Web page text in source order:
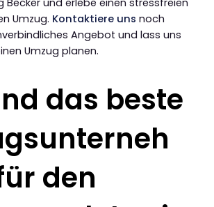
Becker und erlebe einen stressfreien
Umzug. Kontaktiere uns noch
Angebot und lass uns
Umzug planen.
das beste
den